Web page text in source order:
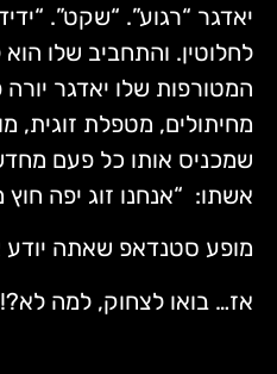
יאדגר “רגוע”. “שקט”.
לחלוטין. והתחביב שלו
מחיתולים, מטפלת זוגית,
שמכניס אותו כל פעם
אשתו: “אנחנו זוג יפה חוץ
מופע סטנדאפ שאתה יודע
אז… בואו לצחוק, למה